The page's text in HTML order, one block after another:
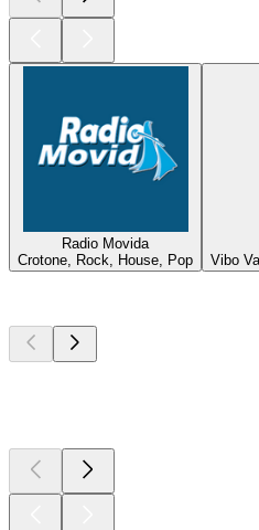
Radio Movida
Crotone, Rock, House, Pop
Vibo